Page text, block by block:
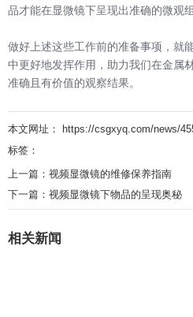
品才能在显微镜下呈现出准确的微观
做好上述这些工作前的准备事项，就
中更好地发挥作用，助力我们在金属
准确且有价值的观察结果。
本文网址： https://csgxyq.com/news/
标签：
上一篇： 视频显微镜的维修保养指南
下一篇： 视频显微镜下物品的呈现奥秘
相关新闻